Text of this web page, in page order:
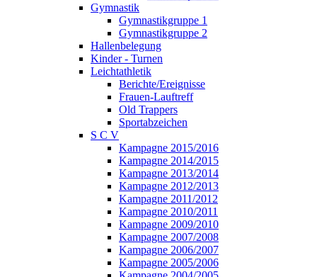
Gymnastik
Gymnastikgruppe 1
Gymnastikgruppe 2
Hallenbelegung
Kinder - Turnen
Leichtathletik
Berichte/Ereignisse
Frauen-Lauftreff
Old Trappers
Sportabzeichen
S C V
Kampagne 2015/2016
Kampagne 2014/2015
Kampagne 2013/2014
Kampagne 2012/2013
Kampagne 2011/2012
Kampagne 2010/2011
Kampagne 2009/2010
Kampagne 2007/2008
Kampagne 2006/2007
Kampagne 2005/2006